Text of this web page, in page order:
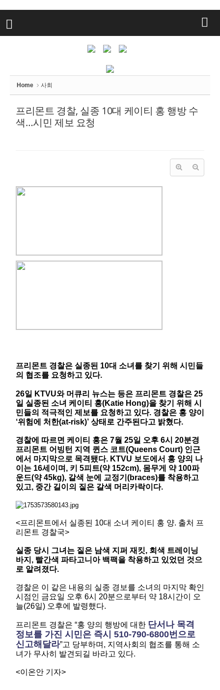
Home 사회
프리몬트 경찰, 실종 10대 케이티 홍 행방 수
색…시민 제보 요청
프리몬트 경찰은 실종된 10대 소녀를 찾기 위해 시민들
의 협조를 요청하고 있다.
26일 KTVU와 머큐리 뉴스는 등은 프리몬트 경찰은 25
일 실종된 소녀 케이티 홍(Katie Hong)을 찾기 위해 시
민들의 적극적인 제보를 요청하고 있다. 경찰은 홍 양이
‘위험에 처한(at-risk)’ 상태로 간주된다고 밝혔다.
경찰에 따르면 케이티 홍은 7월 25일 오후 6시 20분경
프리몬트 어빙턴 지역 퀸스 코트(Queens Court) 인근
에서 마지막으로 목격됐다. KTVU 보도에서 홍 양의 나
이는 16세이며, 키 5피트(약 152cm), 몸무게 약 100파
운드(약 45kg), 갈색 눈에 교정기(braces)를 착용하고
있고, 중간 길이의 짙은 갈색 머리카락이다.
<프리몬트에서 실종된 10대 소녀 케이티 홍 양. 출처 프
리몬트 경찰국>
실종 당시 그녀는 짙은 남색 지퍼 재킷, 회색 트레이닝
바지, 빨간색 파타고니아 백팩을 착용하고 있었던 것으
로 알려졌다.
경찰은 이 같은 내용의 실종 경보를 소녀의 마지막 확인
시점인 금요일 오후 6시 20분으로부터 약 18시간이 오
늘(26일) 오후에 발령했다.
프리몬트 경찰은 “홍 양의 행방에 대한 단서나 목격
정보를 가진 시민은 즉시 510-790-6800번으로
신고해달라”고 당부하며, 지역사회의 협조를 통해 소
녀가 무사히 발견되길 바라고 있다.
<이온안 기자>